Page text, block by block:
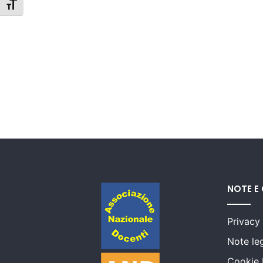
Attiva/disattiva dimensione testo
NOTE
Privacy
Note